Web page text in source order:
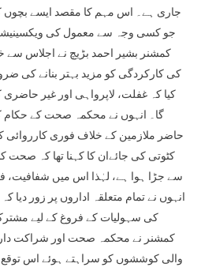
جاری ہے۔ اس مہم کا مقصد ایسے بچوں
جو کسی وجہ سے معمول کی
کمشنر بشیر احمد بڑیچ نے اجلاس
کی کارکردگی کو مزید بہتر بنانے کی
کیا کہ غفلت، لاپرواہی اور غیر
گا۔ انہوں نے محکمہ صحت کے حکام
حاضر ملازمین کے خلاف فوری کارروائی
کٹوتی کی جائےان کا کہنا تھا کہ صحت
سے جڑا ہوا ہے، لہٰذا اس میں شفافیت،
انہوں نے تمام متعلقہ اداروں پر زور
کی سہولیات کے فروغ کے لیے
کمشنر نے محکمہ صحت اور شراکت
والی کوششوں کو سراہتے ہوئے اس توقع